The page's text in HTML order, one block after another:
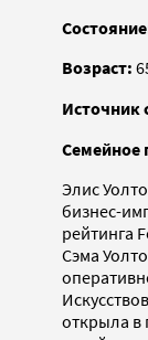
Возраст:
Источник
Семейное
Элис
бизнес-
рейтинга
Сэма
открыла в